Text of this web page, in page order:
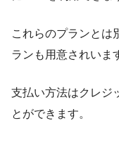
これらのプランとは
ランも用意されいま
支払い方法はクレジ
とができます。